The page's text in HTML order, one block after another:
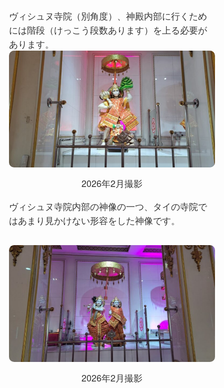
ヴィシュヌ寺院（別角度）、神殿内部に行くため
には階段（けっこう段数あります）を上る必要が
あります。
2026年2月撮影
ヴィシュヌ寺院内部の神像の一つ、タイの寺院で
はあまり見かけない形容をした神像です。
2026年2月撮影